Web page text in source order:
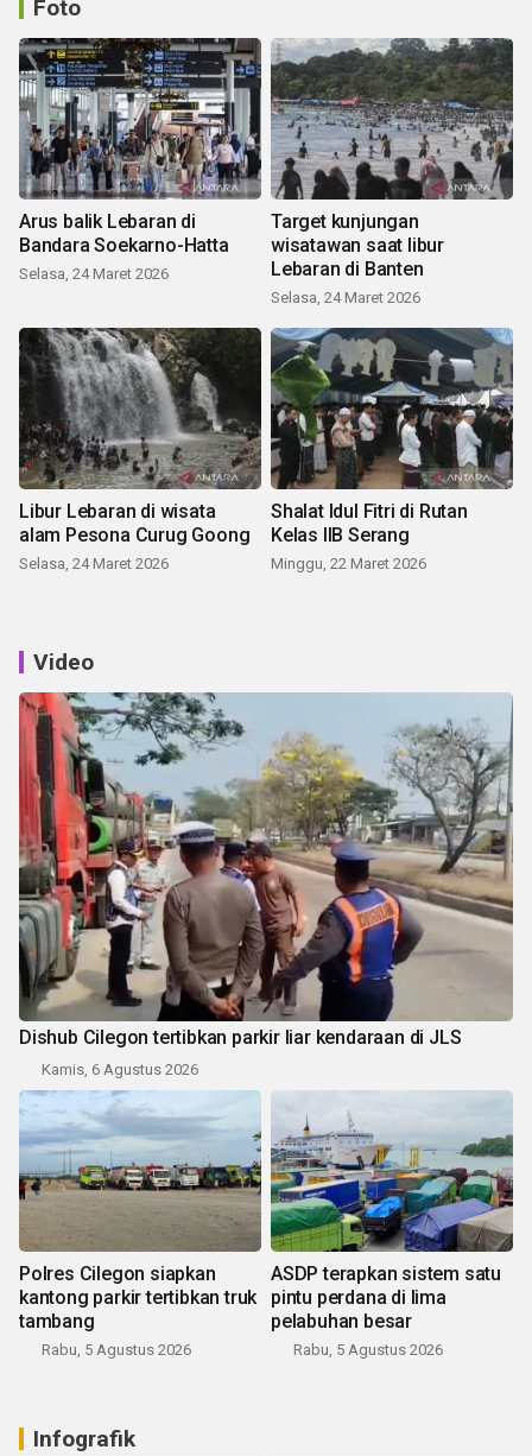
Foto
Arus balik Lebaran di
Bandara Soekarno-Hatta
Selasa, 24 Maret 2026
Target kunjungan
wisatawan saat libur
Lebaran di Banten
Selasa, 24 Maret 2026
Libur Lebaran di wisata
alam Pesona Curug Goong
Selasa, 24 Maret 2026
Shalat Idul Fitri di Rutan
Kelas IIB Serang
Minggu, 22 Maret 2026
Video
Dishub Cilegon tertibkan parkir liar kendaraan di JLS
Kamis, 6 Agustus 2026
Polres Cilegon siapkan
kantong parkir tertibkan truk
tambang
Rabu, 5 Agustus 2026
ASDP terapkan sistem satu
pintu perdana di lima
pelabuhan besar
Rabu, 5 Agustus 2026
Infografik